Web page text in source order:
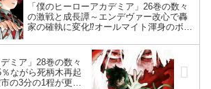
「僕のヒーローアカデミア」26巻の数々
の激戦と成長譚～エンデヴァー改心で轟
家の確執に変化⁉オールマイト渾身のボケ
線の全貌明らかに～
ミア」28巻の数々
ながら死柄木再起
の3分の1程が更地